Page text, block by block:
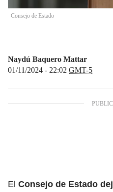
Consejo de Estado
Naydú Baquero Mattar
01/11/2024 - 22:02 GMT-5
El Consejo de Estado